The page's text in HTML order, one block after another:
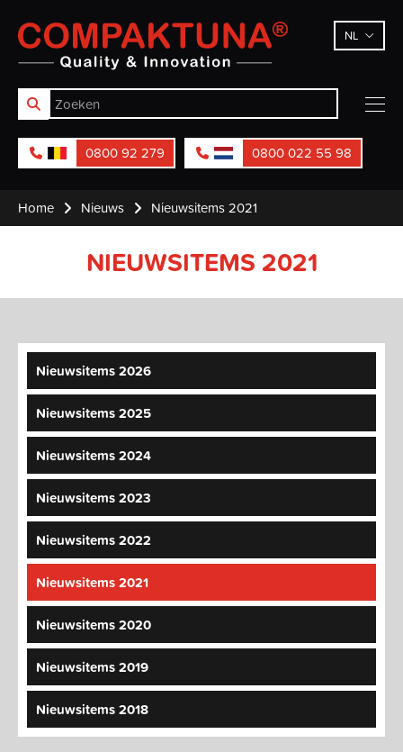
Compaktuna NL
0800 92 279 0800 022 55 98
Home Nieuws Nieuwsitems 2021
NIEUWSITEMS 2021
Nieuwsitems 2026
Nieuwsitems 2025
Nieuwsitems 2024
Nieuwsitems 2023
Nieuwsitems 2022
Nieuwsitems 2021
Nieuwsitems 2020
Nieuwsitems 2019
Nieuwsitems 2018